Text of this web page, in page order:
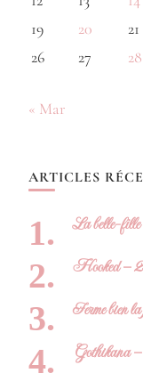
19
20 21
26
27 28
« Mar
ARTICLES
La belle-
Hooked –
Ferme bien
Gothikana